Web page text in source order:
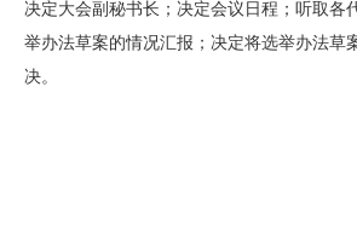
决定大会副秘书长；决定会议日程；听取各
举办法草案的情况汇报；决定将选举办法草
决。